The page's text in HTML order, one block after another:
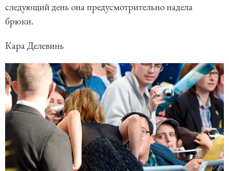
следующий день она предусмотрительно надела
брюки.
Кара Делевинь